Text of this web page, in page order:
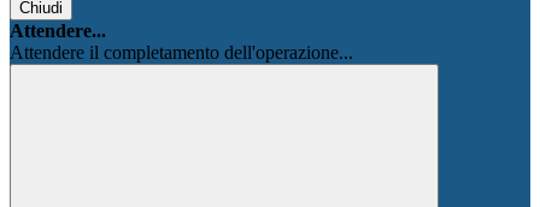
Chiudi
Attendere...
Attendere il completamento dell'operazione...